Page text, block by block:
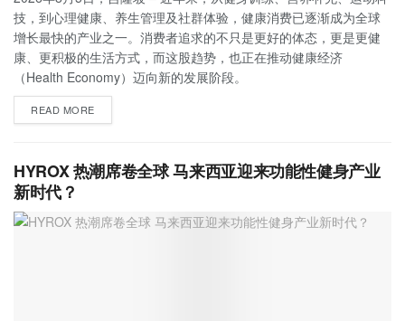
技，到心理健康、养生管理及社群体验，健康消费已逐渐成为全球
增长最快的产业之一。消费者追求的不只是更好的体态，更是更健
康、更积极的生活方式，而这股趋势，也正在推动健康经济
（Health Economy）迈向新的发展阶段。
READ MORE
HYROX 热潮席卷全球 马来西亚迎来功能性健身产业
新时代？